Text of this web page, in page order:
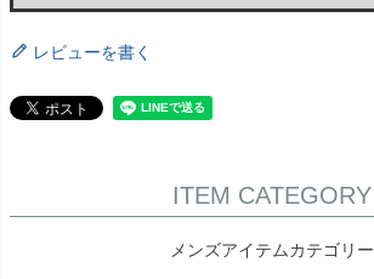
レビューを書く
ITEM CATEGORY
メンズアイテムカテゴリー